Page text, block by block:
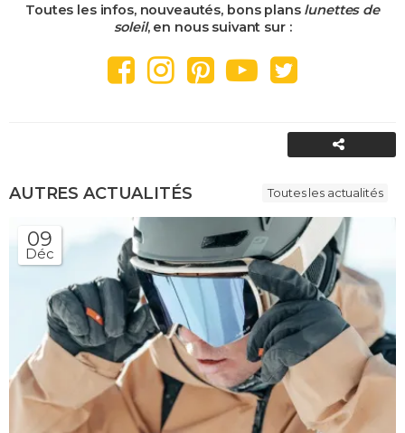
Toutes les infos, nouveautés, bons plans lunettes de
soleil, en nous suivant sur :
AUTRES ACTUALITÉS Toutes les actualités
09
Déc